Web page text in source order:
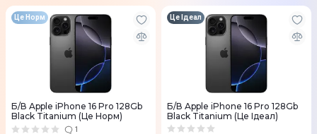
Б/В Apple iPhone 16 Pro 128Gb
Black Titanium (Це Норм)
1
Це Норм
Б/В Apple iPhone 16 Pro 128Gb
Black Titanium (Це Ідеал)
Це Ідеал